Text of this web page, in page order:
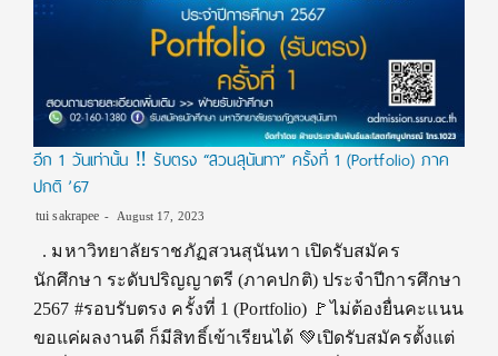
อีก 1 วันเท่านั้น ‼️ รับตรง “สวนสุนันทา” ครั้งที่ 1 (Portfolio) ภาค
ปกติ ’67
tui sakrapee August 17, 2023
. มหาวิทยาลัยราชภัฏสวนสุนันทา เปิดรับสมัคร
นักศึกษา ระดับปริญญาตรี (ภาคปกติ) ประจำปีการศึกษา
2567 #รอบรับตรง ครั้งที่ 1 (Portfolio) 🚩ไม่ต้องยื่นคะแนน
ขอแค่ผลงานดี ก็มีสิทธิ์เข้าเรียนได้ 💚เปิดรับสมัครตั้งแต่